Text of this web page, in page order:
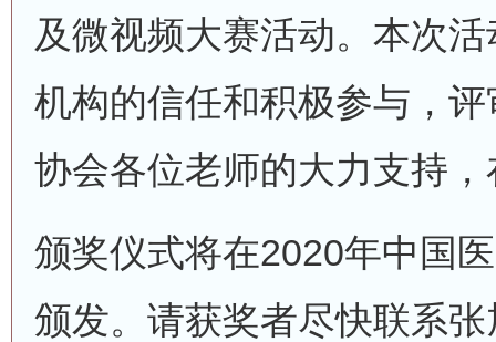
及微视频大赛活动。本次
机构的信任和积极参与，
协会各位老师的大力支持
颁奖仪式将在2020年中国
颁发。请获奖者尽快联系